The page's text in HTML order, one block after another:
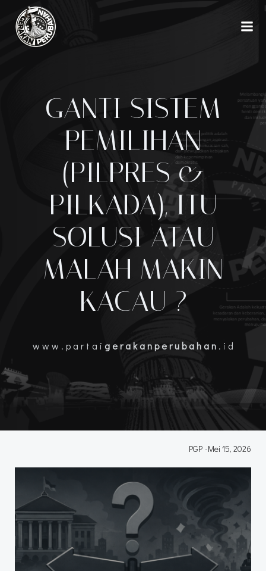
GANTI SISTEM
PEMILIHAN
(PILPRES &
PILKADA), ITU
SOLUSI ATAU
MALAH MAKIN
KACAU ?
w w w . p a r t a i g e r a k a n p e r u b a h a n . i d
PGP -Mei 15, 2026